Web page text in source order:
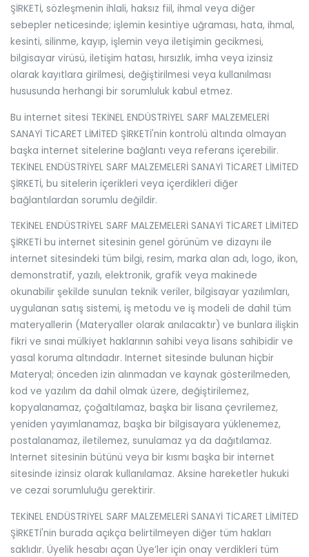
ŞİRKETİ, sözleşmenin ihlali, haksız fiil, ihmal veya diğer
sebepler neticesinde; işlemin kesintiye uğraması, hata, ihmal,
kesinti, silinme, kayıp, işlemin veya iletişimin gecikmesi,
bilgisayar virüsü, iletişim hatası, hırsızlık, imha veya izinsiz
olarak kayıtlara girilmesi, değiştirilmesi veya kullanılması
hususunda herhangi bir sorumluluk kabul etmez.
Bu internet sitesi TEKİNEL ENDÜSTRİYEL SARF MALZEMELERİ
SANAYİ TİCARET LİMİTED ŞİRKETİ'nin kontrolü altında olmayan
başka internet sitelerine bağlantı veya referans içerebilir.
TEKİNEL ENDÜSTRİYEL SARF MALZEMELERİ SANAYİ TİCARET LİMİTED
ŞİRKETİ, bu sitelerin içerikleri veya içerdikleri diğer
bağlantılardan sorumlu değildir.
TEKİNEL ENDÜSTRİYEL SARF MALZEMELERİ SANAYİ TİCARET LİMİTED
ŞİRKETİ bu internet sitesinin genel görünüm ve dizaynı ile
internet sitesindeki tüm bilgi, resim, marka alan adı, logo, ikon,
demonstratif, yazılı, elektronik, grafik veya makinede
okunabilir şekilde sunulan teknik veriler, bilgisayar yazılımları,
uygulanan satış sistemi, iş metodu ve iş modeli de dahil tüm
materyallerin (Materyaller olarak anılacaktır) ve bunlara ilişkin
fikri ve sınai mülkiyet haklarının sahibi veya lisans sahibidir ve
yasal koruma altındadır. Internet sitesinde bulunan hiçbir
Materyal; önceden izin alınmadan ve kaynak gösterilmeden,
kod ve yazılım da dahil olmak üzere, değiştirilemez,
kopyalanamaz, çoğaltılamaz, başka bir lisana çevrilemez,
yeniden yayımlanamaz, başka bir bilgisayara yüklenemez,
postalanamaz, iletilemez, sunulamaz ya da dağıtılamaz.
Internet sitesinin bütünü veya bir kısmı başka bir internet
sitesinde izinsiz olarak kullanılamaz. Aksine hareketler hukuki
ve cezai sorumluluğu gerektirir.
TEKİNEL ENDÜSTRİYEL SARF MALZEMELERİ SANAYİ TİCARET LİMİTED
ŞİRKETİ'nin burada açıkça belirtilmeyen diğer tüm hakları
saklıdır. Üyelik hesabı açan Üye’ler için onay verdikleri tüm